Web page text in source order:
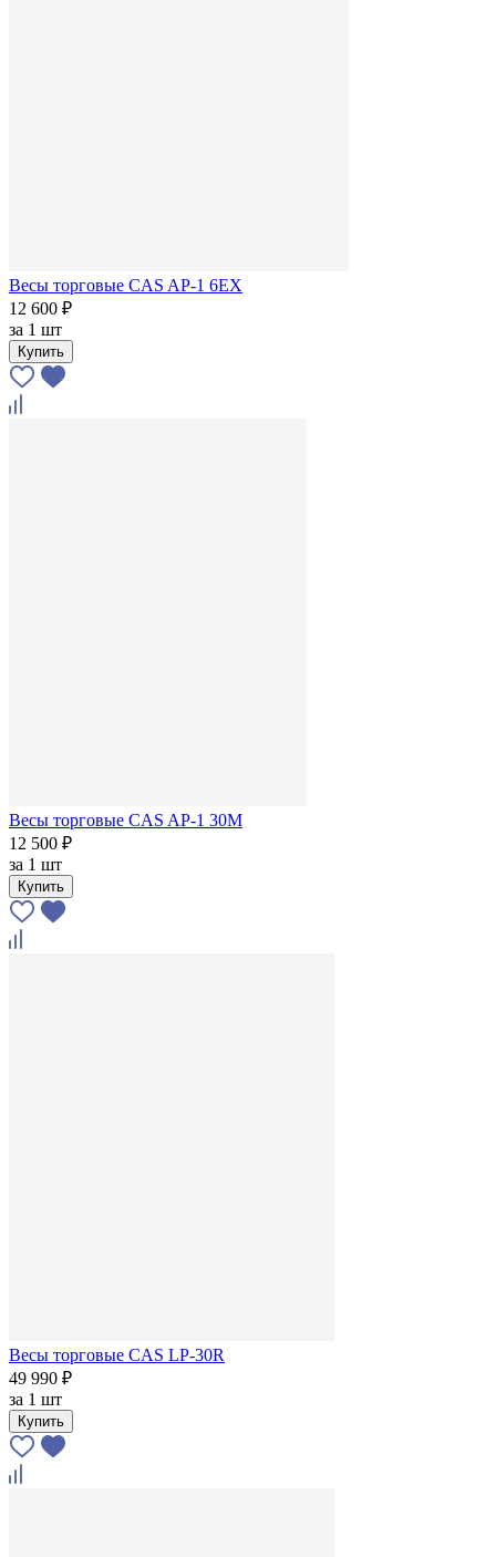
Весы торговые CAS AP-1 6ЕХ
12 600 ₽
за 1 шт
Купить
Весы торговые CAS AP-1 30М
12 500 ₽
за 1 шт
Купить
Весы торговые CAS LP-30R
49 990 ₽
за 1 шт
Купить